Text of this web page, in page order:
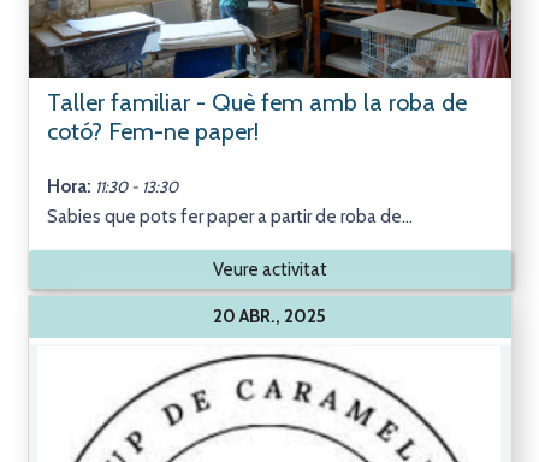
Taller familiar - Què fem amb la roba de
cotó? Fem-ne paper!
Hora: 11:30 - 13:30
Sabies que pots fer paper a partir de roba de...
Veure activitat
20 ABR., 2025